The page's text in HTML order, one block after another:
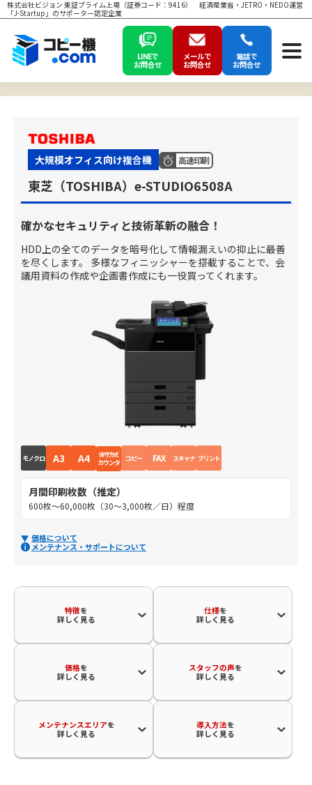
株式会社ビジョン 東証プライム上場（証券コード：9416） 経済産業省・JETRO・NEDO運営
「J-Startup」のサポーター認定企業
LINEで
お問合せ
メールで
お問合せ
電話で
お問合せ
大規模オフィス向け複合機 高速印刷
東芝（TOSHIBA）e-STUDIO6508A
確かなセキュリティと技術革新の融合！
HDD上の全てのデータを暗号化して情報漏えいの抑止に最善
を尽くします。 多様なフィニッシャーを搭載することで、会
議用資料の作成や企画書作成にも一役買ってくれます。
モノクロ A3 A4 保守方式
カウンタ コピー FAX スキャナ プリント
月間印刷枚数（推定）
600枚～60,000枚（30～3,000枚／日）程度
価格について
メンテナンス・サポートについて
特徴を
詳しく見る
仕様を
詳しく見る
価格を
詳しく見る
スタッフの声を
詳しく見る
メンテナンスエリアを
詳しく見る
導入方法を
詳しく見る